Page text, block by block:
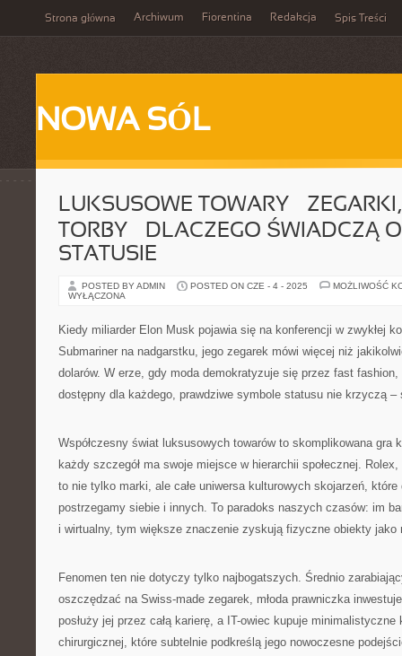
Strona główna Archiwum Fiorentina Redakcja Spis Treści
NOWA SÓL
LUKSUSOWE TOWARY –
TORBY – DLACZEGO ŚWIADCZĄ
STATUSIE
POSTED BY ADMIN POSTED ON CZE - 4 - 2025
MOŻLIWOŚĆ
WYŁĄCZONA
Kiedy miliarder Elon Musk pojawia się na konferencji w zwykłej
Submariner na nadgarstku, jego zegarek mówi więcej niż
dolarów. W erze, gdy moda demokratyzuje się przez fast
dostępny dla każdego, prawdziwe symbole statusu nie krzyczą
Współczesny świat luksusowych towarów to skomplikowana gra
każdy szczegół ma swoje miejsce w hierarchii społecznej.
to nie tylko marki, ale całe uniwersa kulturowych skojarzeń,
postrzegamy siebie i innych. To paradoks naszych czasów: im
i wirtualny, tym większe znaczenie zyskują fizyczne obiekty jako
Fenomen ten nie dotyczy tylko najbogatszych. Średnio
oszczędzać na Swiss-made zegarek, młoda prawniczka
posłuży jej przez całą karierę, a IT-owiec kupuje
chirurgicznej, które subtelnie podkreślą jego nowoczesne